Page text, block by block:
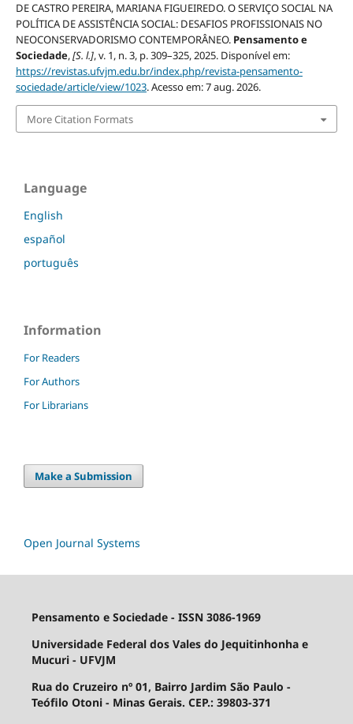
DE CASTRO PEREIRA, MARIANA FIGUEIREDO. O SERVIÇO SOCIAL NA
POLÍTICA DE ASSISTÊNCIA SOCIAL: DESAFIOS PROFISSIONAIS NO
NEOCONSERVADORISMO CONTEMPORÂNEO. Pensamento e
Sociedade,[S. l.], v. 1, n. 3, p. 309–325, 2025. Disponível em:
https://revistas.ufvjm.edu.br/index.php/revista-pensamento-
sociedade/article/view/1023. Acesso em: 7 aug. 2026.
More Citation Formats
Language
English
español
português
Information
For Readers
For Authors
For Librarians
Make a Submission
Open Journal Systems
Pensamento e Sociedade - ISSN 3086-1969
Universidade Federal dos Vales do Jequitinhonha e
Mucuri - UFVJM
Rua do Cruzeiro nº 01, Bairro Jardim São Paulo -
Teófilo Otoni - Minas Gerais. CEP.: 39803-371